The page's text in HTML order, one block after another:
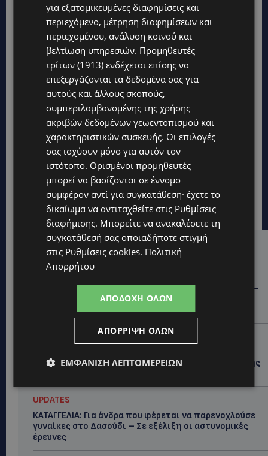
Hot this week
STORIES
ΓΕΝΕΘΛΙΟΣ ΗΜΕΡΑ: Η ηλικία είναι μόνο ένας αριθμός –
Οι άνθρωποι και οι στιγμές είναι η πραγματική μας
μητέρα τριών παιδιών – Έρανος για τη θεραπεία της
UPDATES
ΚΑΤΑΓΓΕΛΙΑ: Για άνδρα που φέρεται να παρενοχλούσε
γυναίκες στο Δασούδι – Σε εξέλιξη οι αστυνομικές
έρευνες
για εξατομικευμένες διαφημίσεις και
περιεχόμενο, μέτρηση διαφημίσεων και
περιεχομένου, ανάλυση κοινού και
βελτίωση υπηρεσιών. Προμηθευτές
τρίτων (1913) ενδέχεται επίσης να
επεξεργάζονται τα δεδομένα σας για
αυτούς και άλλους σκοπούς,
συμπεριλαμβανομένης της χρήσης
ακριβών δεδομένων γεωεντοπισμού και
χαρακτηριστικών συσκευής. Οι επιλογές
σας ισχύουν μόνο για αυτόν τον
ιστότοπο. Ορισμένοι προμηθευτές
μπορεί να βασίζονται σε έννομο
συμφέρον αντί για συγκατάθεση· έχετε το
δικαίωμα να αντιταχθείτε στις Ρυθμίσεις
διαφήμισης. Μπορείτε να ανακαλέσετε τη
συγκατάθεσή σας οποιαδήποτε στιγμή
στις Ρυθμίσεις cookies. Πολιτική
Απορρήτου
ΑΠΟΔΟΧΉ ΌΛΩΝ
ΑΠΌΡΡΙΨΗ ΌΛΩΝ
ΕΜΦΆΝΙΣΗ ΛΕΠΤΟΜΕΡΕΙΏΝ